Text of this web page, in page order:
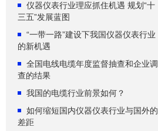
仪器仪表行业理应抓住机遇 规划“十
三五”发展蓝图
“一带一路”建设下我国仪器仪表行业
的新机遇
全国电线电缆年度监督抽查和企业调
查的结果
我国的电缆行业前景如何？
如何缩短国内仪器仪表行业与国外的
差距